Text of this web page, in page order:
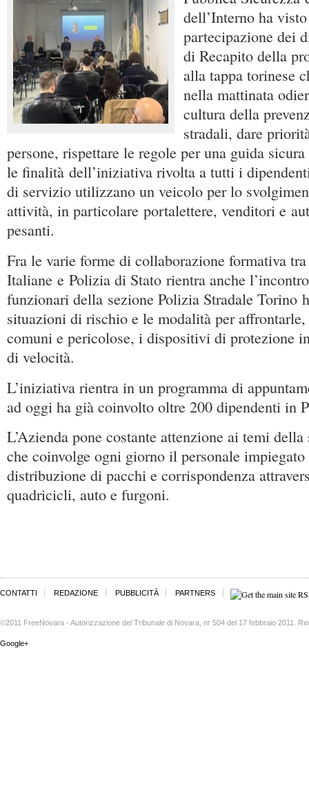
dell’Interno ha
partecipazione dei
di Recapito della
alla tappa torinese
nella mattinata
cultura della
stradali, dare
persone, rispettare le regole per una guida
le finalità dell’iniziativa rivolta a tutti i
di servizio utilizzano un veicolo per lo
attività, in particolare portalettere, venditori e
pesanti.
Fra le varie forme di collaborazione formativa tra
Italiane e Polizia di Stato rientra anche
funzionari della sezione Polizia Stradale Torino
situazioni di rischio e le modalità per
comuni e pericolose, i dispositivi di protezione
di velocità.
L’iniziativa rientra in un programma di
ad oggi ha già coinvolto oltre 200 dipendenti in
L’Azienda pone costante attenzione ai temi
che coinvolge ogni giorno il personale
distribuzione di pacchi e corrispondenza
quadricicli, auto e furgoni.
CONTATTI REDAZIONE PUBBLICITÀ PARTNERS
©2011 FreeNovara - Autorizzazione del Tribunale di Novara, nr 504 del 17 febbraio 2011.
Google+